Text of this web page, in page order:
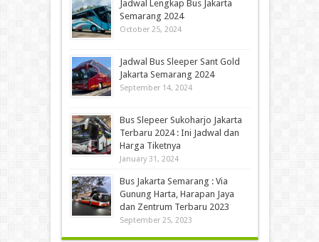
Jadwal Lengkap Bus Jakarta
Semarang 2024
October 25, 2024
Jadwal Bus Sleeper Sant Gold
Jakarta Semarang 2024
September 14, 2024
Bus Slepeer Sukoharjo Jakarta
Terbaru 2024 : Ini Jadwal dan
Harga Tiketnya
January 31, 2024
Bus Jakarta Semarang : Via
Gunung Harta, Harapan Jaya
dan Zentrum Terbaru 2023
September 25, 2023